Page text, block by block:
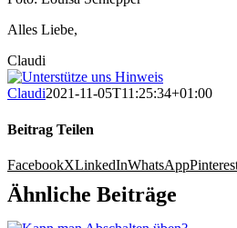
Alles Liebe,
Claudi
Claudi2021-11-05T11:25:34+01:00
Beitrag Teilen
FacebookXLinkedInWhatsApp
Ähnliche Beiträge